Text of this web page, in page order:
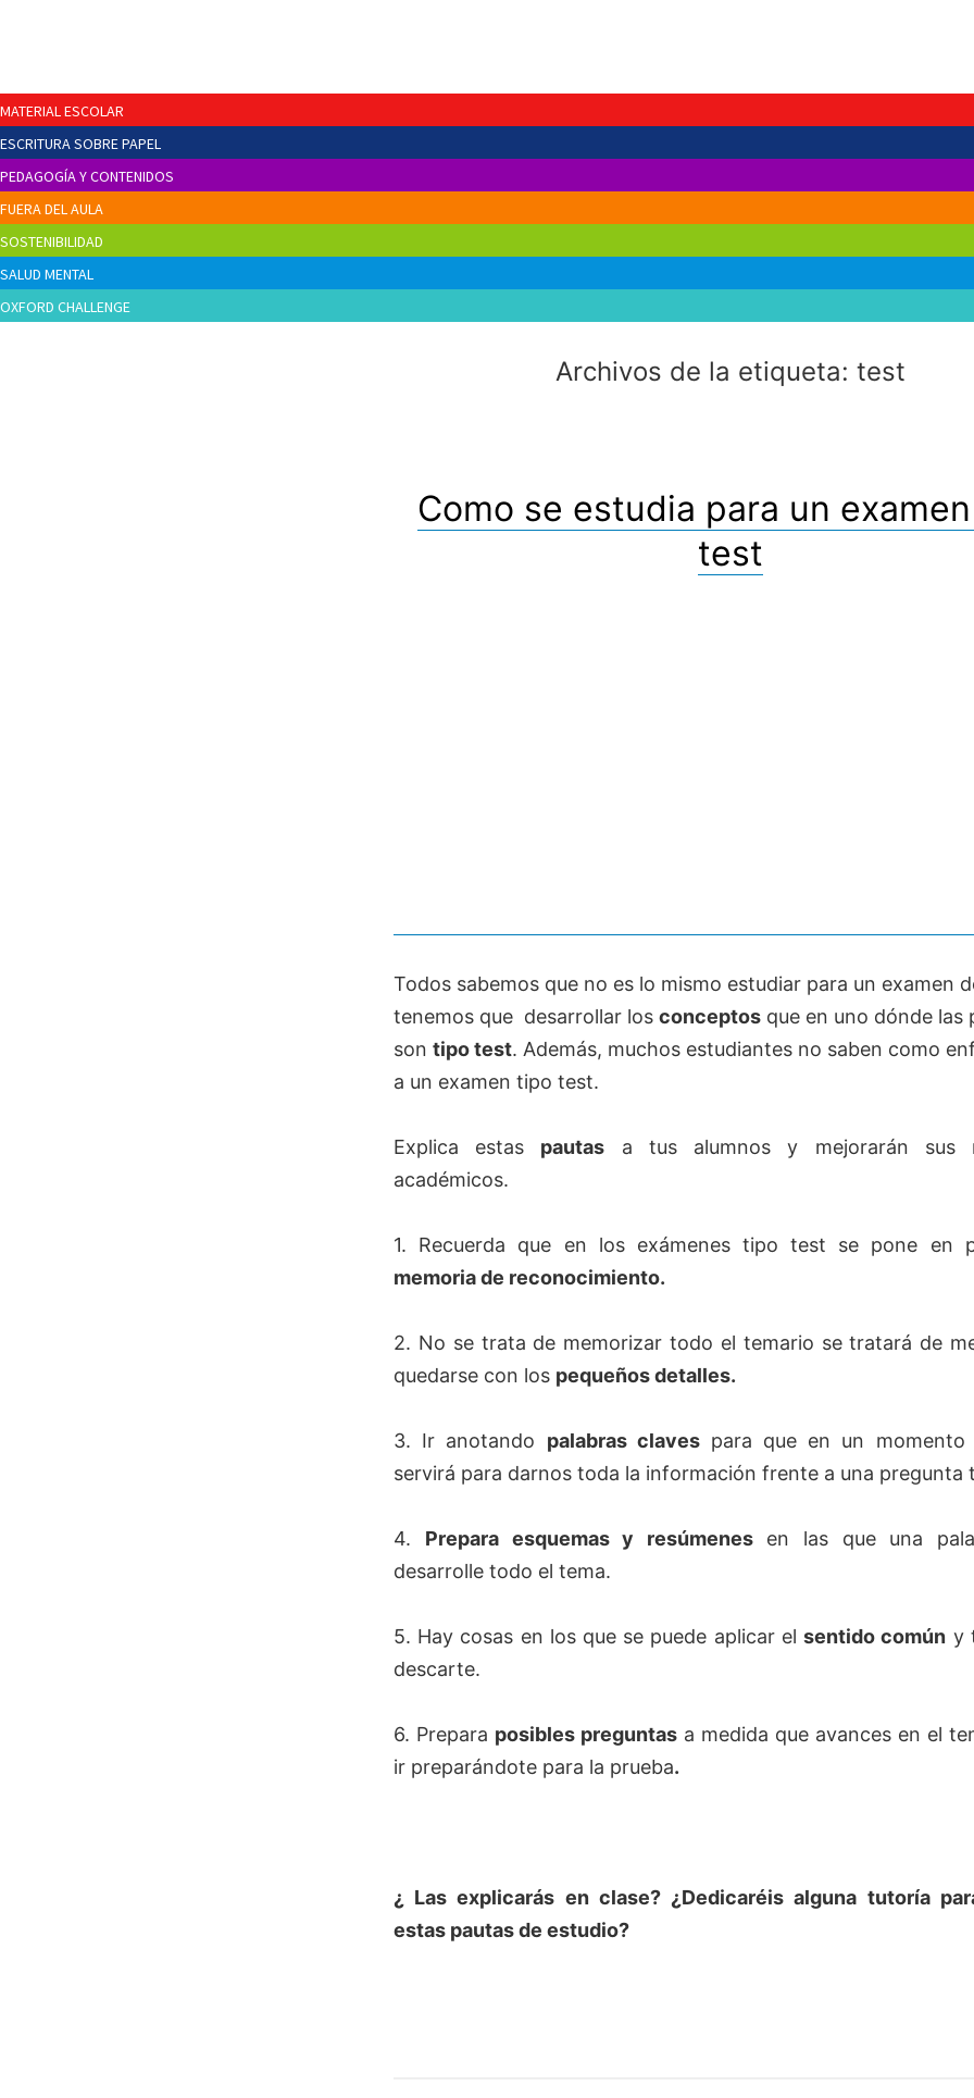
MATERIAL ESCOLAR
ESCRITURA SOBRE PAPEL
PEDAGOGÍA Y CONTENIDOS
FUERA DEL AULA
SOSTENIBILIDAD
SALUD MENTAL
OXFORD CHALLENGE
Archivos de la etiqueta: test
Como se estudia para un
test
Todos sabemos que no es lo mismo estudiar para un examen
tenemos que desarrollar los conceptos que en uno dónde las
son tipo test. Además, muchos estudiantes no saben como
a un examen tipo test.
Explica estas pautas a tus alumnos y mejorarán sus
académicos.
1. Recuerda que en los exámenes tipo test se pone en
memoria de reconocimiento.
2. No se trata de memorizar todo el temario se tratará de
quedarse con los pequeños detalles.
3. Ir anotando palabras clavespara que en un momento
servirá para darnos toda la información frente a una pregunta
4. Prepara esquemas y resúmenes en las que una
desarrolle todo el tema.
5. Hay cosas en los que se puede aplicar elsentido común y
descarte.
6. Prepara posibles preguntas a medida que avances en el
ir preparándote para la prueba.
¿ Las explicarás en clase? ¿Dedicaréis alguna tutoría
estas pautas de estudio?